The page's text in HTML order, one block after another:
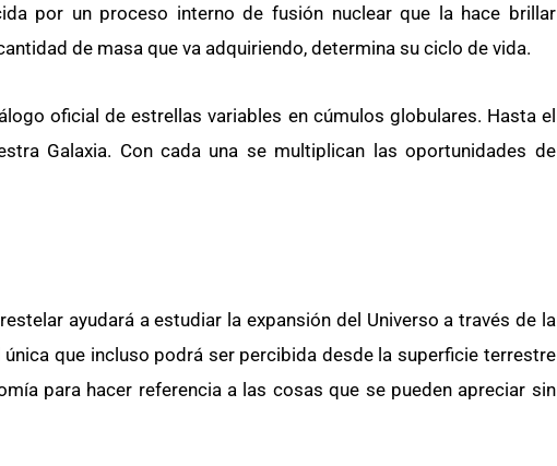
por un proceso interno de fusión nuclear que la hace brillar
de masa que va adquiriendo, determina su ciclo de vida.
oficial de estrellas variables en cúmulos globulares. Hasta el
Galaxia. Con cada una se multiplican las oportunidades de
ayudará a estudiar la expansión del Universo a través de la
que incluso podrá ser percibida desde la superficie terrestre
para hacer referencia a las cosas que se pueden apreciar sin